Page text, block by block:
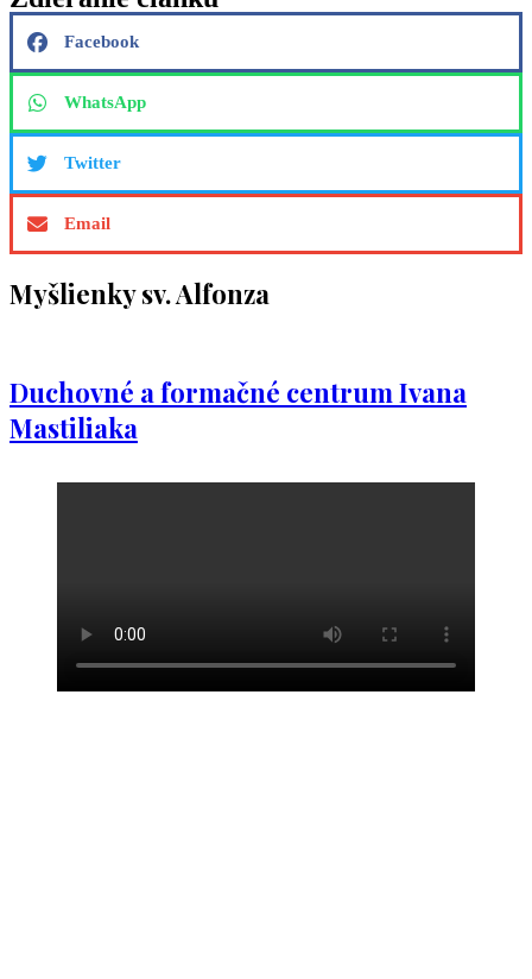
Facebook
WhatsApp
Twitter
Email
Myšlienky sv. Alfonza
Duchovné a formačné centrum Ivana
Mastiliaka